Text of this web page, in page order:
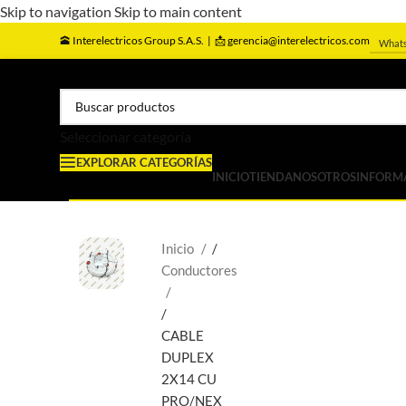
Skip to navigation Skip to main content
🕋 Interelectricos Group S.A.S. | 📩 gerencia@interelectricos.com
EXPLORAR CATEGORÍAS
INICIOTIENDANOSOTROS
Inicio
/
Conductores
/
CABLE
DUPLEX
2X14 CU
PRO/NEX